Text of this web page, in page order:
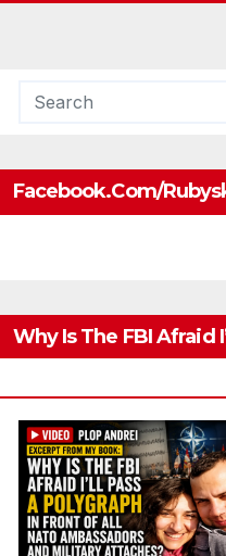
Facebook.com/
Why Is The FBI Afraid